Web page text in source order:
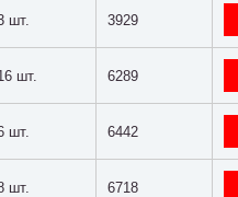
шт. 3929
шт. 6289
шт. 6442
шт. 6718